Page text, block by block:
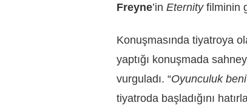
Freyne’in Eternityfilminin
Konuşmasında tiyatroya
yaptığı konuşmada
vurguladı. “Oyunculuk
tiyatroda başladığını